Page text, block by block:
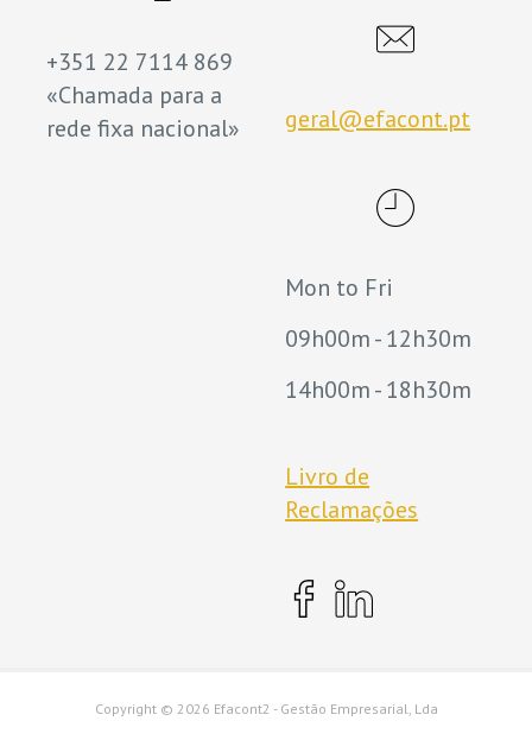
+351 22 7114 869
«Chamada para a
rede fixa nacional»
geral@efacont.pt
Mon to Fri
09h00m - 12h30m
14h00m - 18h30m
Livro de
Reclamações
Copyright © 2026 Efacont2 - Gestão Empresarial, Lda